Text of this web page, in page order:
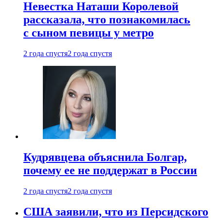
Невестка Наташи Королевой
рассказала, что познакомилась
с сыном певицы у метро
2 года спустя2 года спустя
Кудрявцева объяснила Болгар,
почему ее не поддержат в России
2 года спустя2 года спустя
США заявили, что из Персидского